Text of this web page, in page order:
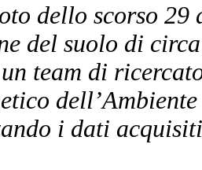
dello scorso 29
del suolo di
team di
i dati